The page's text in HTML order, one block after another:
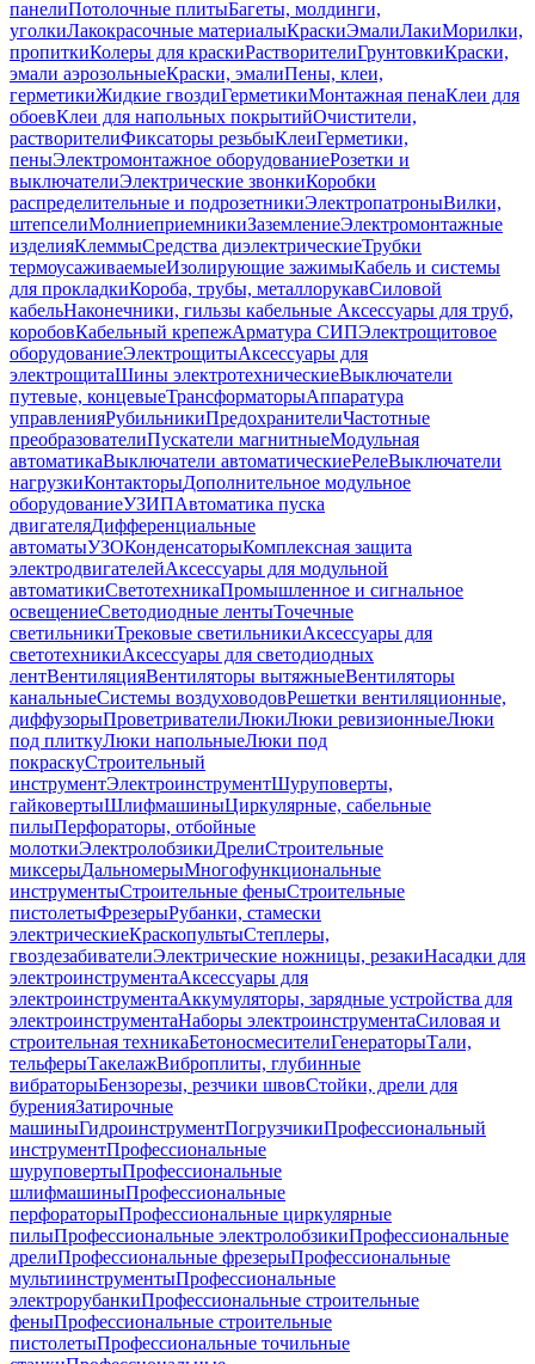
панелиПотолочные плитыБагеты, молдинги,
уголкиЛакокрасочные материалыКраскиЭмалиЛакиМорилки,
пропиткиКолеры для краскиРастворителиГрунтовкиКраски,
эмали аэрозольныеКраски, эмалиПены, клеи,
герметикиЖидкие гвоздиГерметикиМонтажная пенаКлеи для
обоевКлеи для напольных покрытийОчистители,
растворителиФиксаторы резьбыКлеиГерметики,
пеныЭлектромонтажное оборудованиеРозетки и
выключателиЭлектрические звонкиКоробки
распределительные и подрозетникиЭлектропатроныВилки,
штепселиМолниеприемникиЗаземлениеЭлектромонтажные
изделияКлеммыСредства диэлектрическиеТрубки
термоусаживаемыеИзолирующие зажимыКабель и системы
для прокладкиКороба, трубы, металлорукавСиловой
кабельНаконечники, гильзы кабельные Аксессуары для труб,
коробовКабельный крепежАрматура СИПЭлектрощитовое
оборудованиеЭлектрощитыАксессуары для
электрощитаШины электротехническиеВыключатели
путевые, концевыеТрансформаторыАппаратура
управленияРубильникиПредохранителиЧастотные
преобразователиПускатели магнитныеМодульная
автоматикаВыключатели автоматическиеРелеВыключатели
нагрузкиКонтакторыДополнительное модульное
оборудованиеУЗИПАвтоматика пуска
двигателяДифференциальные
автоматыУЗОКонденсаторыКомплексная защита
электродвигателейАксессуары для модульной
автоматикиСветотехникаПромышленное и сигнальное
освещениеСветодиодные лентыТочечные
светильникиТрековые светильникиАксессуары для
светотехникиАксессуары для светодиодных
лентВентиляцияВентиляторы вытяжныеВентиляторы
канальныеСистемы воздуховодовРешетки вентиляционные,
диффузорыПроветривателиЛюкиЛюки ревизионныеЛюки
под плиткуЛюки напольныеЛюки под
покраскуСтроительный
инструментЭлектроинструментШуруповерты,
гайковертыШлифмашиныЦиркулярные, сабельные
пилыПерфораторы, отбойные
молоткиЭлектролобзикиДрелиСтроительные
миксерыДальномерыМногофункциональные
инструментыСтроительные феныСтроительные
пистолетыФрезерыРубанки, стамески
электрическиеКраскопультыСтеплеры,
гвоздезабивателиЭлектрические ножницы, резакиНасадки для
электроинструментаАксессуары для
электроинструментаАккумуляторы, зарядные устройства для
электроинструментаНаборы электроинструментаСиловая и
строительная техникаБетоносмесителиГенераторыТали,
тельферыТакелажВиброплиты, глубинные
вибраторыБензорезы, резчики швовСтойки, дрели для
буренияЗатирочные
машиныГидроинструментПогрузчикиПрофессиональный
инструментПрофессиональные
шуруповертыПрофессиональные
шлифмашиныПрофессиональные
перфораторыПрофессиональные циркулярные
пилыПрофессиональные электролобзикиПрофессиональные
дрелиПрофессиональные фрезерыПрофессиональные
мультиинструментыПрофессиональные
электрорубанкиПрофессиональные строительные
феныПрофессиональные строительные
пистолетыПрофессиональные точильные